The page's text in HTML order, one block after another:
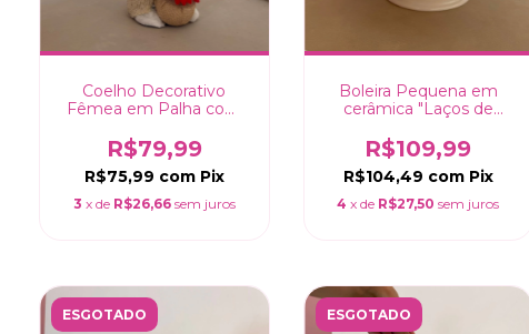
Coelho Decorativo
Fêmea em Palha com
R$79,99
R$75,99 com Pix
3 x de R$26,66 sem juros
Boleira Pequena em
cerâmica "Laços de
R$109,99
R$104,49 com Pix
4 x de R$27,50 sem juros
ESGOTADO ESGOTADO